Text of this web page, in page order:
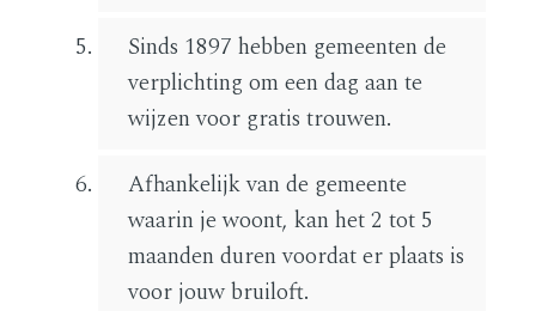
Sinds 1897 hebben gemeenten de
verplichting om een dag aan te
wijzen voor gratis trouwen.
Afhankelijk van de gemeente
waarin je woont, kan het 2 tot 5
maanden duren voordat er plaats is
voor jouw bruiloft.